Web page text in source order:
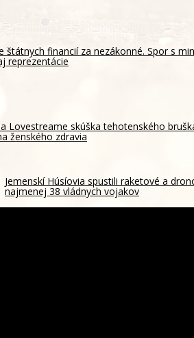
štátnych financií za nezákonné. Spor s
reprezentácie
Lovestreame skúška tehotenského
ženského zdravia
Jemenskí Húsíovia spustili raketové a
najmenej 38 vládnych vojakov